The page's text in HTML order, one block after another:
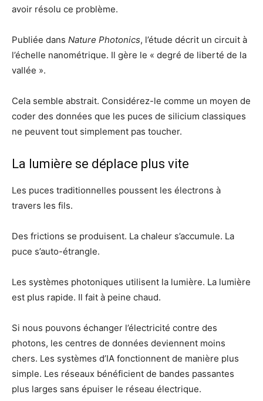
avoir résolu ce problème.
Publiée dans Nature Photonics, l’étude décrit un circuit à
l’échelle nanométrique. Il gère le « degré de liberté de la
vallée ».
Cela semble abstrait. Considérez-le comme un moyen de
coder des données que les puces de silicium classiques
ne peuvent tout simplement pas toucher.
La lumière se déplace plus vite
Les puces traditionnelles poussent les électrons à
travers les fils.
Des frictions se produisent. La chaleur s’accumule. La
puce s’auto-étrangle.
Les systèmes photoniques utilisent la lumière. La lumière
est plus rapide. Il fait à peine chaud.
Si nous pouvons échanger l’électricité contre des
photons, les centres de données deviennent moins
chers. Les systèmes d’IA fonctionnent de manière plus
simple. Les réseaux bénéficient de bandes passantes
plus larges sans épuiser le réseau électrique.